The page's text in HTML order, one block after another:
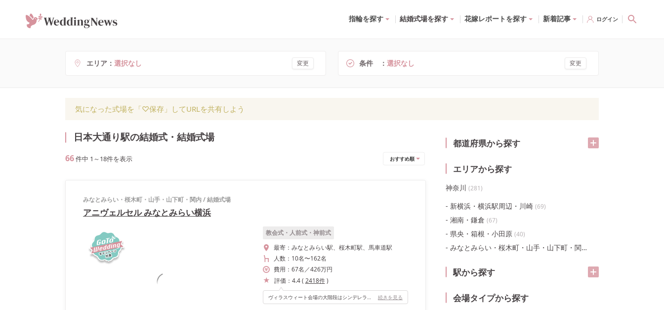
指輪を探す 結婚式場を探す 花嫁レポートを探す 新着記事 ログイン
エリア 選択なし 変更 条件 選択なし 変更
気になった式場を「♡保存」してURLを共有しよう
都道府県から探す
エリアから探す
神奈川 (281)
新横浜・横浜駅周辺・川崎 (69)
湘南・鎌倉 (67)
県央・箱根・小田原 (40)
みなとみらい・桜木町・山手・山下町・関内
駅から探す
会場タイプから探す
日本大通り駅の結婚式・結婚式場
66件中 1 ～ 18件を表示 おすすめ順
みなとみらい・桜木町・山手・山下町・関内/結婚式場
アニヴェルセル みなとみらい横浜
教会式・人前式・神前式
最寄： みなとみらい駅、桜木町駅、馬車道駅
人数： 10名〜162名
費用： 67名 ／426万円
評価： 4.4( 2418件)
ヴィラスウィート会場の大階段はシンデレラの気分になれます♪ 会場の決めてとなったのは大きな階段です！ 続きを見る